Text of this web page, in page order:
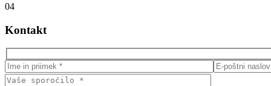
04
Kontakt
Please